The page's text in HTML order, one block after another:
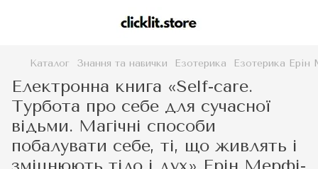
Каталог Знання та навички Езотерика Езотерика
Електронна книга «Self-care.
Турбота про себе для сучасної
відьми. Магічні способи
побалувати себе, ті, що живлять і